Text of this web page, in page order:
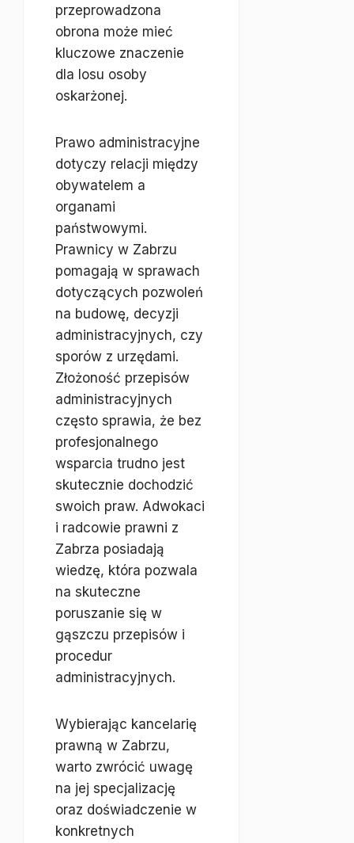
przeprowadzona
obrona może mieć
kluczowe znaczenie
dla losu osoby
oskarżonej.
Prawo administracyjne
dotyczy relacji między
obywatelem a
organami
państwowymi.
Prawnicy w Zabrzu
pomagają w sprawach
dotyczących pozwoleń
na budowę, decyzji
administracyjnych, czy
sporów z urzędami.
Złożoność przepisów
administracyjnych
często sprawia, że bez
profesjonalnego
wsparcia trudno jest
skutecznie dochodzić
swoich praw. Adwokaci
i radcowie prawni z
Zabrza posiadają
wiedzę, która pozwala
na skuteczne
poruszanie się w
gąszczu przepisów i
procedur
administracyjnych.
Wybierając kancelarię
prawną w Zabrzu,
warto zwrócić uwagę
na jej specjalizację
oraz doświadczenie w
konkretnych